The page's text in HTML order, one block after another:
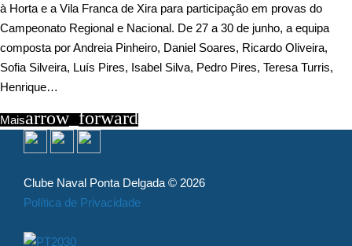
à Horta e a Vila Franca de Xira para participação em provas do
Campeonato Regional e Nacional. De 27 a 30 de junho, a equipa
composta por Andreia Pinheiro, Daniel Soares, Ricardo Oliveira,
Sofia Silveira, Luís Pires, Isabel Silva, Pedro Pires, Teresa Turris,
Henrique…
Maisarrow_forward
Clube Naval Ponta Delgada © 2026
Política de Privacidade